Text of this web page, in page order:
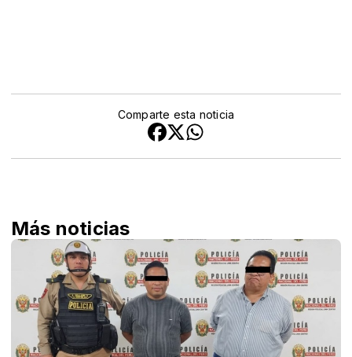
Comparte esta noticia
Más noticias